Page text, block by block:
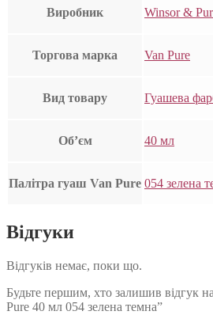
Виробник Winsor &
Торгова марка Van Pure
Вид товару Гуашева
Об’єм 40 мл
Палітра гуаш Van Pure 054 зелена
Відгуки
Відгуків немає, поки що.
Будьте першим, хто залишив відгук
Pure 40 мл 054 зелена темна”